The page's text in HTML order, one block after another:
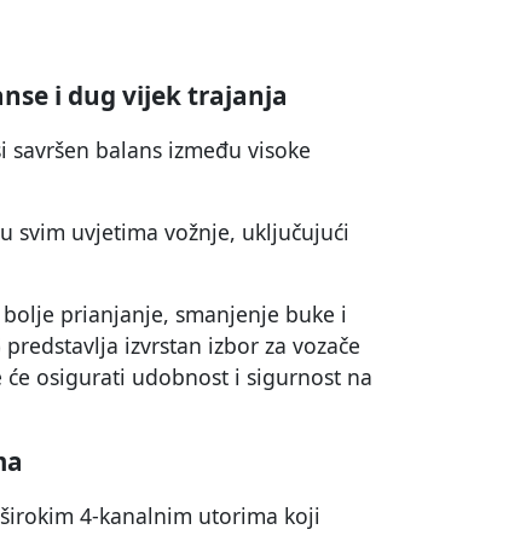
i dug vijek trajanja
savršen balans između visoke
svim uvjetima vožnje, uključujući
prianjanje, smanjenje buke i
izvrstan izbor za vozače
osigurati udobnost i sigurnost na
4-kanalnim utorima koji